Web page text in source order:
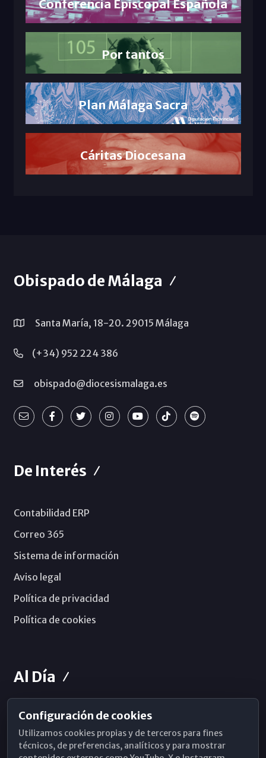
Conferencia Episcopal Española
Por tantos
Plan Málaga Sacra
Cáritas Diocesana
Obispado de Málaga
Santa María, 18-20. 29015 Málaga
(+34) 952 224 386
obispado@diocesismalaga.es
De Interés
Contabilidad ERP
Correo 365
Sistema de información
Aviso legal
Política de privacidad
Política de cookies
Al Día
Horarios de Misa
Hemeroteca
Configuración de cookies
Utilizamos cookies propias y de terceros para fines
técnicos, de preferencias, analíticos y para mostrar